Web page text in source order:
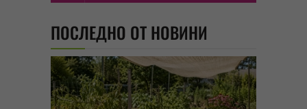
ПОСЛЕДНО ОТ НОВИНИ